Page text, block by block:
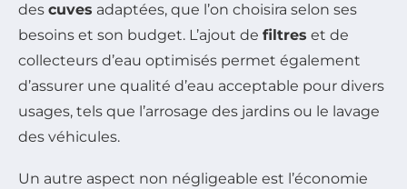
des cuves adaptées, que l’on choisira selon ses
besoins et son budget. L’ajout de filtres et de
collecteurs d’eau optimisés permet également
d’assurer une qualité d’eau acceptable pour divers
usages, tels que l’arrosage des jardins ou le lavage
des véhicules.
Un autre aspect non négligeable est l’économie